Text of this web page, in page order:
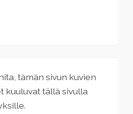
tämän sivun kuvien
kuuluvat tällä sivulla